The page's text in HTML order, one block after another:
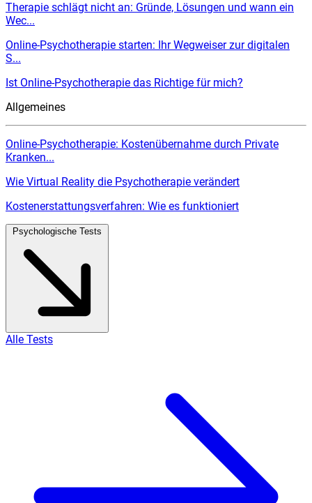
Therapie schlägt nicht an: Gründe, Lösungen und wann ein
Wec...
Online-Psychotherapie starten: Ihr Wegweiser zur digitalen
S...
Ist Online-Psychotherapie das Richtige für mich?
Allgemeines
Online-Psychotherapie: Kostenübernahme durch Private
Kranken...
Wie Virtual Reality die Psychotherapie verändert
Kostenerstattungsverfahren: Wie es funktioniert
Alle Tests